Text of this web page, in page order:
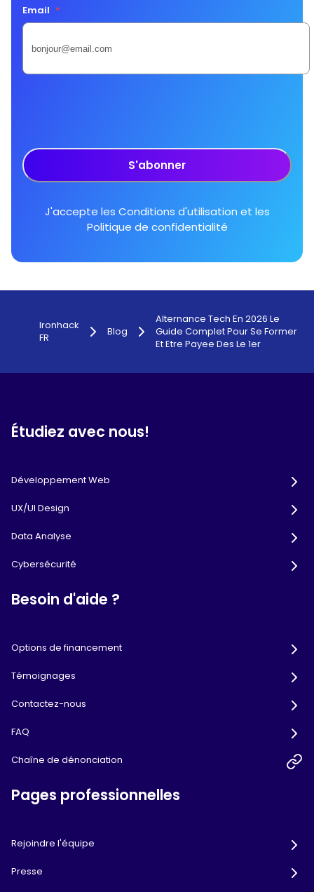
Email *
S'abonner
J'accepte les Conditions d'utilisation et les
Politique de confidentialité
Ironhack
FR
Blog
Alternance Tech En 2026 Le
Guide Complet Pour Se Former
Et Etre Payee Des Le 1er
Étudiez avec nous!
Développement Web
UX/UI Design
Data Analyse
Cybersécurité
Besoin d'aide ?
Options de financement
Témoignages
Contactez-nous
FAQ
Chaîne de dénonciation
Pages professionnelles
Rejoindre l'équipe
Presse